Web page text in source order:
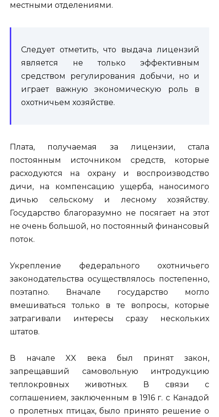
местными отделениями.
Следует отметить, что выдача лицензий
является не только эффективным
средством регулирования добычи, но и
играет важную экономическую роль в
охотничьем хозяйстве.
Плата, получаемая за лицензии, стала
постоянным источником средств, которые
расходуются на охрану и воспроизводство
дичи, на компенсацию ущерба, наносимого
дичью сельскому и лесному хозяйству.
Государство благоразумно не посягает на этот
не очень большой, но постоянный финансовый
поток.
Укрепление федерального охотничьего
законодательства осуществлялось постепенно,
поэтапно. Вначале государство могло
вмешиваться только в те вопросы, которые
затрагивали интересы сразу нескольких
штатов.
В начале XX века был принят закон,
запрещавший самовольную интродукцию
теплокровных животных. В связи с
соглашением, заключенным в 1916 г. с Канадой
о пролетных птицах, было принято решение о